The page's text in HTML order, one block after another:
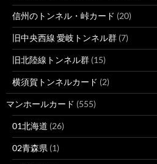
信州のトンネル・峠カード (20)
旧中央西線 愛岐トンネル群 (7)
旧北陸線トンネル群 (15)
横須賀トンネルカード (2)
マンホールカード (555)
01北海道 (26)
02青森県 (1)